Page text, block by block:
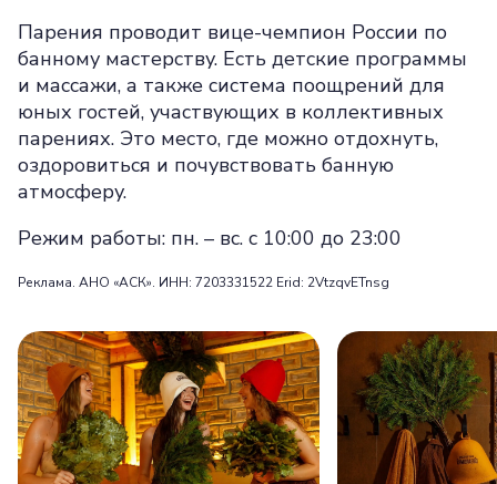
Парения проводит вице-чемпион России по
банному мастерству. Есть детские программы
и массажи, а также система поощрений для
юных гостей, участвующих в коллективных
парениях. Это место, где можно отдохнуть,
оздоровиться и почувствовать банную
атмосферу.
Режим работы: пн. – вс. с 10:00 до 23:00
Реклама. АНО «АСК». ИНН: 7203331522 Erid: 2VtzqvETnsg